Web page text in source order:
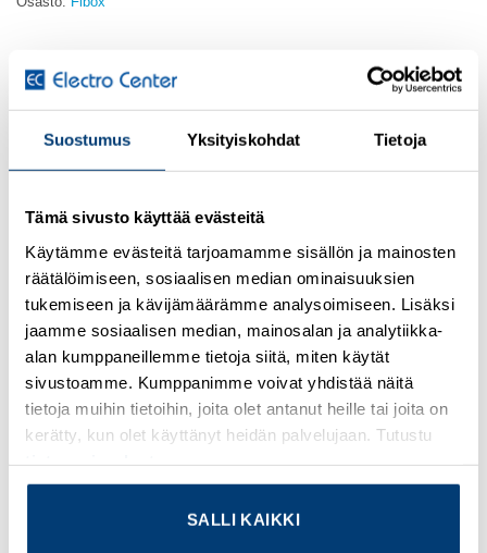
Suostumus Yksityiskohdat Tietoja
Tämä sivusto käyttää evästeitä
Käytämme evästeitä tarjoamamme sisällön ja mainosten
räätälöimiseen, sosiaalisen median ominaisuuksien
tukemiseen ja kävijämäärämme analysoimiseen. Lisäksi
jaamme sosiaalisen median, mainosalan ja analytiikka-
alan kumppaneillemme tietoja siitä, miten käytät
sivustoamme. Kumppanimme voivat yhdistää näitä
tietoja muihin tietoihin, joita olet antanut heille tai joita on
kerätty, kun olet käyttänyt heidän palvelujaan. Tutustu
SALLI KAIKKI
KUVAUS
Tuotekuvaus : Kotelo PC
Yksikkö : Kpl
EAN koodi : 6418074003706
SSTL numero : 3423444
ETIM : EC000261
TUTUSTU MYÖS